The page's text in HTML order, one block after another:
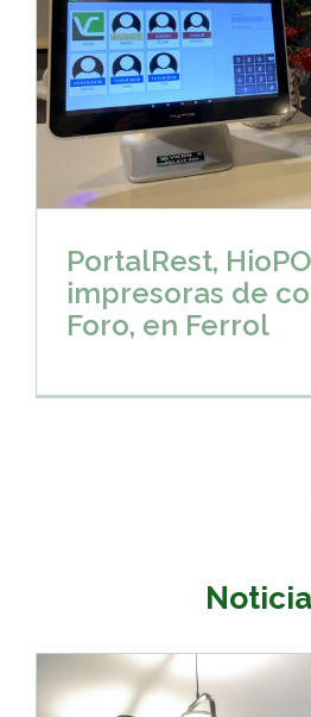
PortalRest,
impresoras de
Foro, en Ferrol